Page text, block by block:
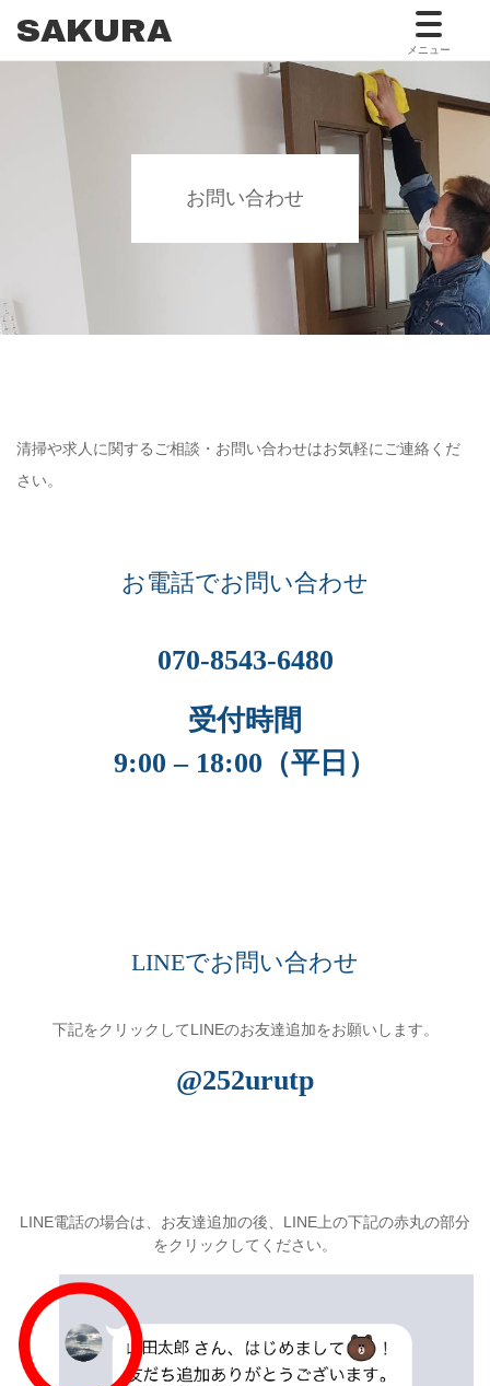
SAKURA
メニュー
お問い合わせ
清掃や求人に関するご相談・お問い合わせはお気軽にご連絡くだ
さい。
お電話でお問い合わせ
070-8543-6480
受付時間
9:00 – 18:00（平日）
LINEでお問い合わせ
下記をクリックしてLINEのお友達追加をお願いします。
@252urutp
LINE電話の場合は、お友達追加の後、LINE上の下記の赤丸の部分
をクリックしてください。